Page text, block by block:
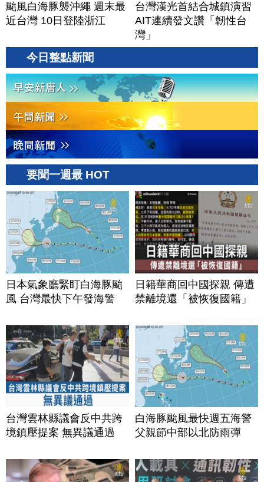
颱風白海豚襲沖繩 週末最
近台灣 10日登陸浙江
台灣漢光首結合城鎮演習
AIT連續發文讚「韌性台
灣」
今日整點新聞
要聞一週最 HOT
日本氣象廳緊盯白海豚颱
風 台灣最快下午發海警
日籍華商回中國探親 傳遭
禁離境還「被恢復國籍」
台灣雲林縣議會反中共跨
境鎮壓提案 無異議通過
白海豚颱風最快週五海警
父親節中部以北防雨彈